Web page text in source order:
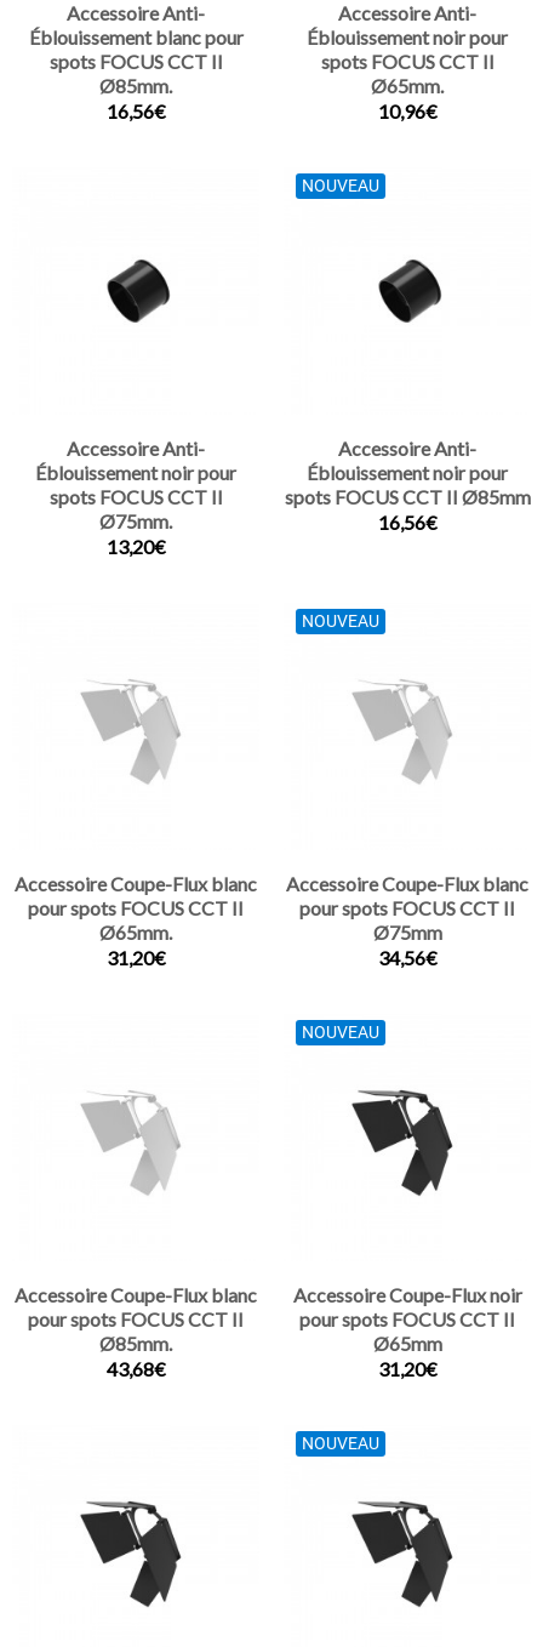
Accessoire Anti-
Éblouissement blanc pour
spots FOCUS CCT II
Ø85mm.
16,56€
Accessoire Anti-
Éblouissement noir pour
spots FOCUS CCT II
Ø65mm.
10,96€
Accessoire Anti-
Éblouissement noir pour
spots FOCUS CCT II
Ø75mm.
13,20€
NOUVEAU
Accessoire Anti-
Éblouissement noir pour
spots FOCUS CCT II Ø85mm
16,56€
Accessoire Coupe-Flux blanc
pour spots FOCUS CCT II
Ø65mm.
31,20€
NOUVEAU
Accessoire Coupe-Flux blanc
pour spots FOCUS CCT II
Ø75mm
34,56€
Accessoire Coupe-Flux blanc
pour spots FOCUS CCT II
Ø85mm.
43,68€
NOUVEAU
Accessoire Coupe-Flux noir
pour spots FOCUS CCT II
Ø65mm
31,20€
NOUVEAU